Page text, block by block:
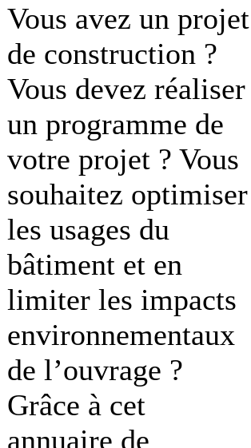
Vous avez un projet
de construction ?
Vous devez réaliser
un programme de
votre projet ? Vous
souhaitez optimiser
les usages du
bâtiment et en
limiter les impacts
environnementaux
de l’ouvrage ?
Grâce à cet
annuaire de